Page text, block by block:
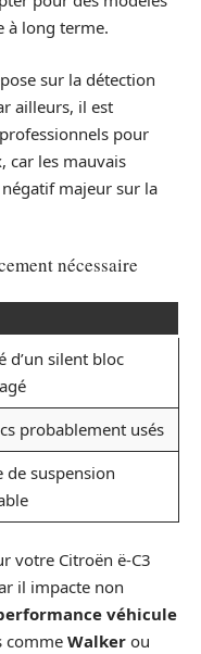
à long terme.
sur la détection
ailleurs, il est
pour
car les mauvais
majeur sur la
nécessaire
d’un silent bloc
probablement usés
de suspension
votre Citroën ë-C3
il impacte non
véhicule
comme Walker ou